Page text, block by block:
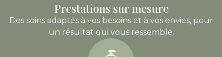
Prestations sur mesure
Des soins adaptés à vos besoins et à vos envies, pour
un résultat qui vous ressemble.